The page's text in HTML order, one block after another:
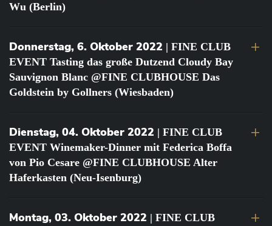
Wu (Berlin)
Donnerstag, 6. Oktober 2022 | FINE CLUB
EVENT Tasting das große Dutzend Cloudy Bay
Sauvignon Blanc @FINE CLUBHOUSE Das
Goldstein by Gollners (Wiesbaden)
Dienstag, 04. Oktober 2022 | FINE CLUB
EVENT Winemaker-Dinner mit Federica Boffa
von Pio Cesare @FINE CLUBHOUSE Alter
Haferkasten (Neu-Isenburg)
Montag, 03. Oktober 2022 | FINE CLUB